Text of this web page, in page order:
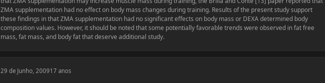
ZMA supplementation had no effect on body mass changes during training. Results of the present study support
these findings in that ZMA supplementation had no significant effects on body mass or DEXA determined body
composition values. However, it should be noted that some potentially favorable trends were observed in fat free
mass, fat mass, and body fat that deserve additional study.
29 de Junho, 200917 anos